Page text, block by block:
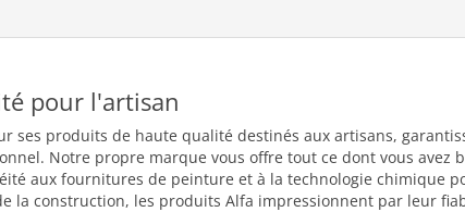
pour l'artisan
ses produits de haute qualité destinés aux artisans,
Notre propre marque vous offre tout ce dont vous avez
aux fournitures de peinture et à la technologie chimique
la construction, les produits Alfa impressionnent par leur